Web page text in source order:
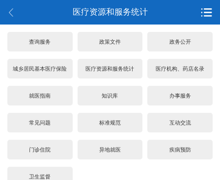
医疗资源和服务统计
查询服务 政策文件 政务公开
城乡居民基本医疗保险 医疗资源和服务统计 医疗机构、药店名录
就医指南 知识库 办事服务
常见问题 标准规范 互动交流
门诊住院 异地就医 疾病预防
卫生监督